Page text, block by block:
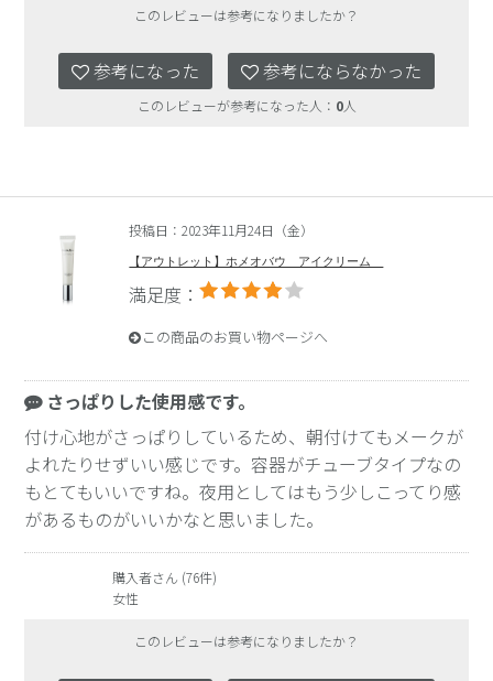
このレビューは参考になりましたか？
参考になった 参考にならなかった
このレビューが参考になった人： 0人
投稿日：2023年11月24日（金）
【アウトレット】ホメオバウ アイクリーム
満足度：
この商品のお買い物ページへ
さっぱりした使用感です。
付け心地がさっぱりしているため、朝付けてもメークが
よれたりせずいい感じです。容器がチューブタイプなの
もとてもいいですね。夜用としてはもう少しこってり感
があるものがいいかなと思いました。
購入者さん (76件)
女性
このレビューは参考になりましたか？